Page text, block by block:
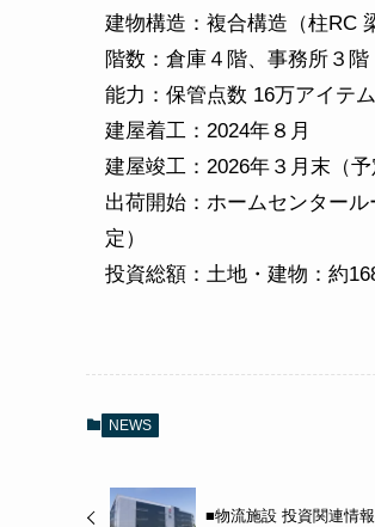
建物構造：複合構造（柱RC
階数：倉庫４階、事務所３階
能力：保管点数 16万アイテ
建屋着工：2024年８月
建屋竣工：2026年３月末（予
出荷開始：ホームセンター
定）
投資総額：土地・建物：約
NEWS
■物流施設 投資関連情